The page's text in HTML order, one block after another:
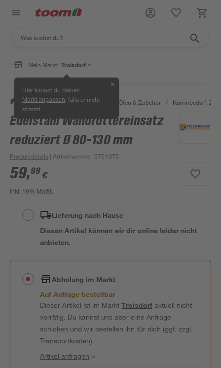
Mein Markt: Troisdorf
Hier kannst du deinen
Markt anpassen , falls er nicht
stimmt.
✕
/ Bauen & Renovieren / Kamine, Öfen & Zubehör / Kaminbedarf,
Edelstahl Wandfuttereinsatz
reduziert Ø 80-130 mm
Produktdetails | Artikelnummer: 5701375
59,99 €
inkl. 19% MwSt.
Lieferung nach Hause
Diesen Artikel können wir dir online leider nicht
anbieten.
Abholung im Markt
Auf Anfrage bestellbar
Dieser Artikel ist im MarktTroisdorfaktuell nicht
vorrätig. Du kannst uns aber eine Anfrage
schicken und wir bestellen ihn für dich (ggf. zzgl.
Transportkosten).
Artikel anfragen >